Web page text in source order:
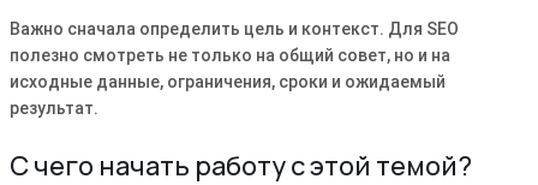
Важно сначала определить цель и контекст. Для SEO
полезно смотреть не только на общий совет, но и на
исходные данные, ограничения, сроки и ожидаемый
результат.
С чего начать работу с этой темой?